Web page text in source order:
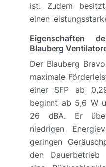
ist. Zudem
einen
Eigenschaften
Blauberg
Der Blauberg
maximale
einer SFP ab
beginnt ab 5,6 W
26 dBA. Er
niedrigen
geringen
den